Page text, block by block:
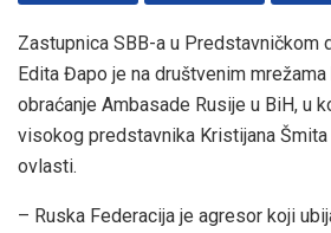
Zastupnica SBB-a u Predstavničkom
Edita Đapo je na društvenim
obraćanje Ambasade Rusije u BiH, u
visokog predstavnika Kristijana
ovlasti.
– Ruska Federacija je agresor koji